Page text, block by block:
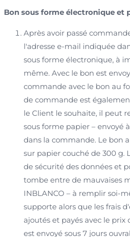
Bon sous forme électronique et
Après avoir passé
l'adresse e-mail indiquée
sous forme électronique, à
même. Avec le bon est
commande avec le bon au
de commande est
le Client le souhaite, il peut
sous forme papier – envoyé
dans la commande. Le bon
sur papier couché de 300 g.
de sécurité des données et
tombe entre de mauvaises
INBLANCO – à remplir soi-
supporte alors que les frais
ajoutés et payés avec le prix
est envoyé sous 7 jours